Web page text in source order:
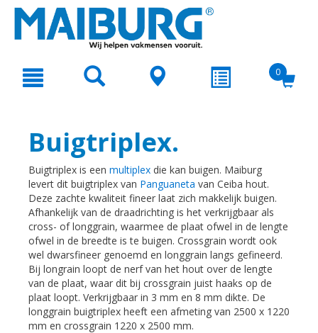
text.skipToNavigation
0
Buigtriplex.
Buigtriplex is een multiplex die kan buigen. Maiburg
levert dit buigtriplex van Panguaneta van Ceiba hout.
Deze zachte kwaliteit fineer laat zich makkelijk buigen.
Afhankelijk van de draadrichting is het verkrijgbaar als
cross- of longgrain, waarmee de plaat ofwel in de lengte
ofwel in de breedte is te buigen. Crossgrain wordt ook
wel dwarsfineer genoemd en longgrain langs gefineerd.
Bij longrain loopt de nerf van het hout over de lengte
van de plaat, waar dit bij crossgrain juist haaks op de
plaat loopt. Verkrijgbaar in 3 mm en 8 mm dikte. De
longgrain buigtriplex heeft een afmeting van 2500 x 1220
mm en crossgrain 1220 x 2500 mm.